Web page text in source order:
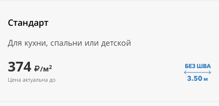
Стандарт
Для кухни, спальни или детской
374 /м2
Цена актуальна до